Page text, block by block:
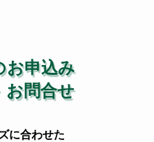
お申込み
お問合せ
に合わせた